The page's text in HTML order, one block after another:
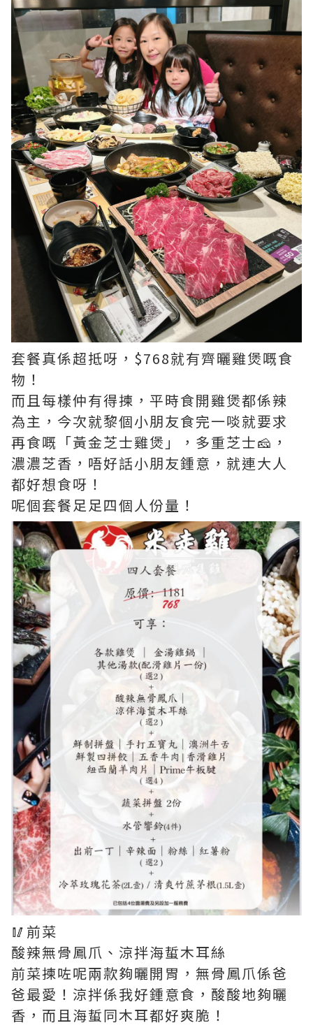
套餐真係超抵呀，$768就有齊曬雞煲嘅食
物！
而且每樣仲有得揀，平時食開雞煲都係辣
為主，今次就黎個小朋友食完一啖就要求
再食嘅「黃金芝士雞煲」，多重芝士🧀，
濃濃芝香，唔好話小朋友鍾意，就連大人
都好想食呀！
呢個套餐足足四個人份量！
🥢前菜
酸辣無骨鳳爪、涼拌海蜇木耳絲
前菜揀咗呢兩款夠曬開胃，無骨鳳爪係爸
爸最愛！涼拌係我好鍾意食，酸酸地夠曬
香，而且海蜇同木耳都好爽脆！